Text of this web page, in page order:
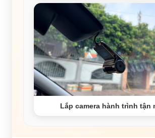
Lắp camera hành trình tận